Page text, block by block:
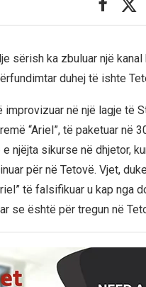
sërish ka zbuluar një
duhej të ishte
improvizuar në një lagje të
“Ariel”, të paketuar në
njëjta sikurse në dhjetor,
për në Tetovë. Vjet,
të falsifikuar u kap nga
se është për tregun në